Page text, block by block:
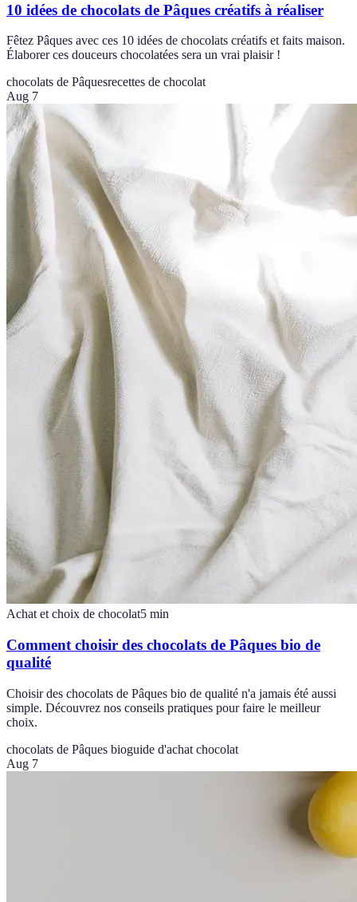
10 idées de chocolats de Pâques créatifs à réaliser
Fêtez Pâques avec ces 10 idées de chocolats créatifs et faits maison.
Élaborer ces douceurs chocolatées sera un vrai plaisir !
chocolats de Pâquesrecettes de chocolat
Aug 7
Achat et choix de chocolat5 min
Comment choisir des chocolats de Pâques bio de
qualité
Choisir des chocolats de Pâques bio de qualité n'a jamais été aussi
simple. Découvrez nos conseils pratiques pour faire le meilleur
choix.
chocolats de Pâques bioguide d'achat chocolat
Aug 7